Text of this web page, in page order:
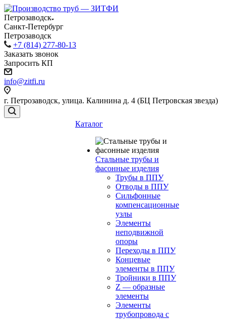
Петрозаводск
Санкт-Петербург
Петрозаводск
+7 (814) 277-80-13
Заказать звонок
Запросить КП
info@zitfi.ru
г. Петрозаводск, улица. Калинина д. 4 (БЦ Петровская звезда)
Каталог
Стальные трубы и
фасонные изделия
Трубы в ППУ
Отводы в ППУ
Сильфонные
компенсационные
узлы
Элементы
неподвижной
опоры
Переходы в ППУ
Концевые
элементы в ППУ
Тройники в ППУ
Z — образные
элементы
Элементы
трубопровода с